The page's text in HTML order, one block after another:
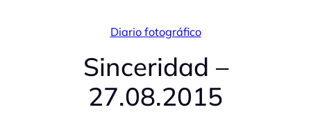
Diario fotográfico
Sinceridad –
27.08.2015